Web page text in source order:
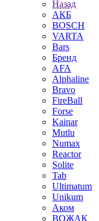
Назад
АКБ
BOSCH
VARTA
Bars
Бренд
AFA
Alphaline
Bravo
FireBall
Forse
Kainar
Mutlu
Numax
Reactor
Solite
Tab
Ultimatum
Unikum
Аком
ВОЖАК